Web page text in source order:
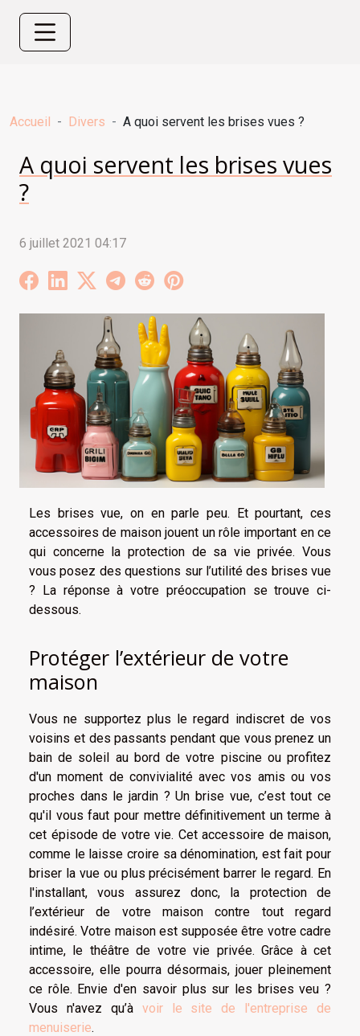
Accueil Divers A quoi servent les brises vues ?
A quoi servent les brises vues
?
6 juillet 2021 04:17
Les brises vue, on en parle peu. Et pourtant, ces
accessoires de maison jouent un rôle important en ce
qui concerne la protection de sa vie privée. Vous
vous posez des questions sur l’utilité des brises vue
? La réponse à votre préoccupation se trouve ci-
dessous.
Protéger l’extérieur de votre
maison
Vous ne supportez plus le regard indiscret de vos
voisins et des passants pendant que vous prenez un
bain de soleil au bord de votre piscine ou profitez
d'un moment de convivialité avec vos amis ou vos
proches dans le jardin ? Un brise vue, c’est tout ce
qu'il vous faut pour mettre définitivement un terme à
cet épisode de votre vie. Cet accessoire de maison,
comme le laisse croire sa dénomination, est fait pour
briser la vue ou plus précisément barrer le regard. En
l'installant, vous assurez donc, la protection de
l’extérieur de votre maison contre tout regard
indésiré. Votre maison est supposée être votre cadre
intime, le théâtre de votre vie privée. Grâce à cet
accessoire, elle pourra désormais, jouer pleinement
ce rôle. Envie d'en savoir plus sur les brises veu ?
Vous n'avez qu’à voir le site de l'entreprise de
menuiserie.